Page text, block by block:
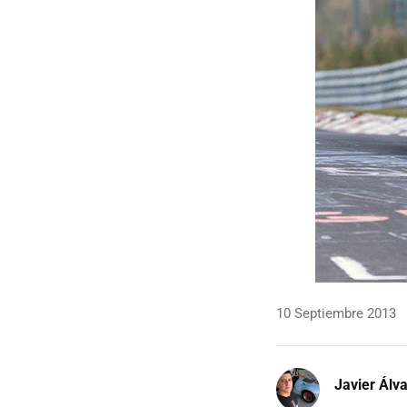
10 Septiembre 2013
Javier